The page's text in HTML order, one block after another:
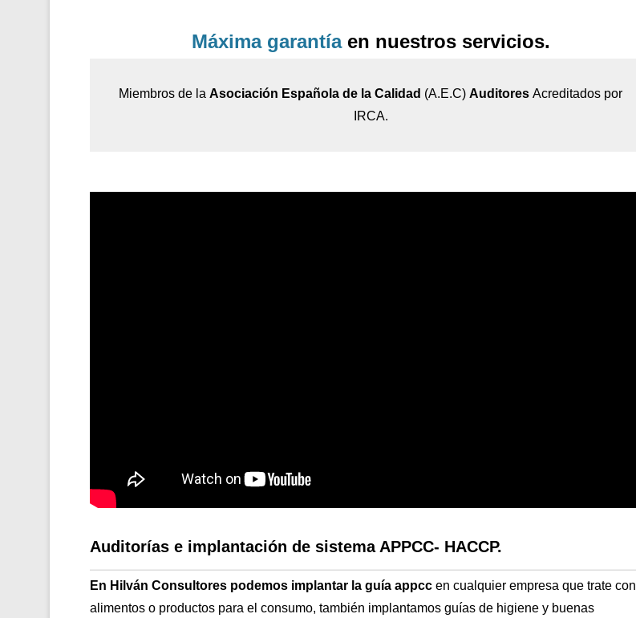
Máxima garantíaen nuestros servicios.
Miembros de la Asociación Española de la Calidad (A.E.C) Auditores Acreditados por
IRCA.
Auditorías e implantación de sistema APPCC- HACCP.
En Hilván Consultores podemos implantar la guía appcc en cualquier empresa que trate con
alimentos o productos para el consumo, también implantamos guías de higiene y buenas